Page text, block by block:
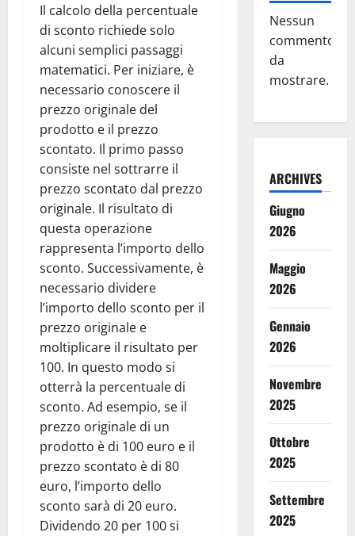
Il calcolo della percentuale
di sconto richiede solo
alcuni semplici passaggi
matematici. Per iniziare, è
necessario conoscere il
prezzo originale del
prodotto e il prezzo
scontato. Il primo passo
consiste nel sottrarre il
prezzo scontato dal prezzo
originale. Il risultato di
questa operazione
rappresenta l’importo dello
sconto. Successivamente, è
necessario dividere
l’importo dello sconto per il
prezzo originale e
moltiplicare il risultato per
100. In questo modo si
otterrà la percentuale di
sconto. Ad esempio, se il
prezzo originale di un
prodotto è di 100 euro e il
prezzo scontato è di 80
euro, l’importo dello
sconto sarà di 20 euro.
Dividendo 20 per 100 si
Nessun
commento
da
mostrare.
ARCHIVES
Giugno
2026
Maggio
2026
Gennaio
2026
Novembre
2025
Ottobre
2025
Settembre
2025